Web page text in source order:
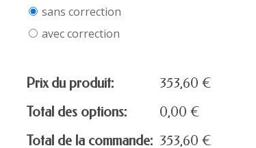
sans correction
avec correction
Prix du produit: 353,60 €
Total des options:
0,00 €
Total de la commande: 353,60 €